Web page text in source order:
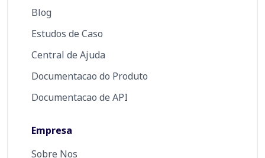
Blog
Estudos de Caso
Central de Ajuda
Documentacao do Produto
Documentacao de API
Empresa
Sobre Nos